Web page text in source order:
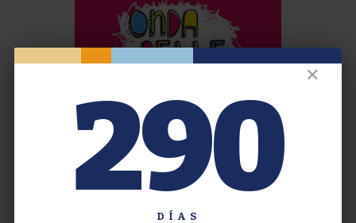
✕
290
DÍAS